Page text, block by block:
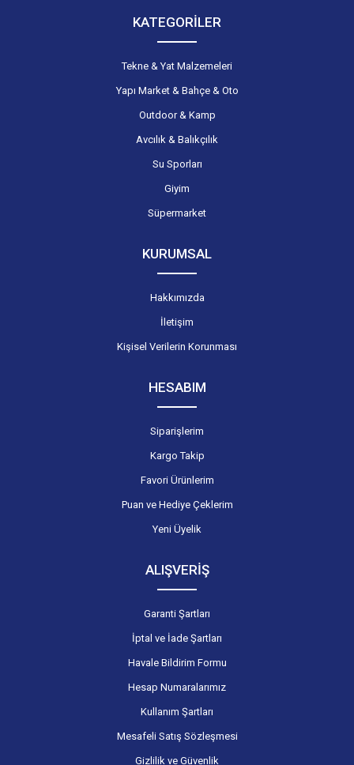
KATEGORİLER
Tekne & Yat Malzemeleri
Yapı Market & Bahçe & Oto
Outdoor & Kamp
Avcılık & Balıkçılık
Su Sporları
Giyim
Süpermarket
KURUMSAL
Hakkımızda
İletişim
Kişisel Verilerin Korunması
HESABIM
Siparişlerim
Kargo Takip
Favori Ürünlerim
Puan ve Hediye Çeklerim
Yeni Üyelik
ALIŞVERİŞ
Garanti Şartları
İptal ve İade Şartları
Havale Bildirim Formu
Hesap Numaralarımız
Kullanım Şartları
Mesafeli Satış Sözleşmesi
Gizlilik ve Güvenlik